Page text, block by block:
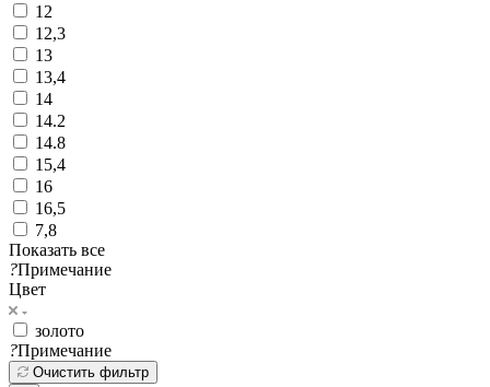
12
12,3
13
13,4
14
14.2
14.8
15,4
16
16,5
7,8
Показать все
?Примечание
Цвет
золото
?Примечание
Очистить фильтр